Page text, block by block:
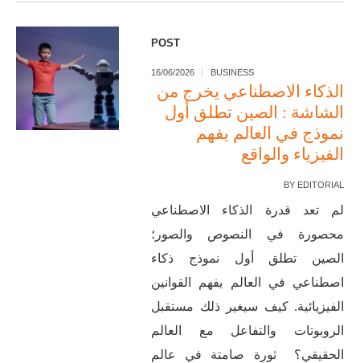
POST
16/06/2026 BUSINESS
الذكاء الاصطناعي يخرج من
الشاشة : الصين تطلق أول
نموذج في العالم يفهم
الفيزياء والواقع
BY EDITORIAL
لم تعد قدرة الذكاء الاصطناعي
محصورة في النصوص والصور؛
الصين تطلق أول نموذج ذكاء
اصطناعي في العالم يفهم القوانين
الفيزيائية. كيف سيغير ذلك مستقبل
الروبوتات والتفاعل مع العالم
الحقيقي؟ ثورة صامتة في عالم